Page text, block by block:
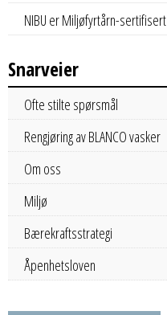
NIBU er Miljøfyrtårn-sertifisert
Snarveier
Ofte stilte spørsmål
Rengjøring av BLANCO vasker
Om oss
Miljø
Bærekraftsstrategi
Åpenhetsloven